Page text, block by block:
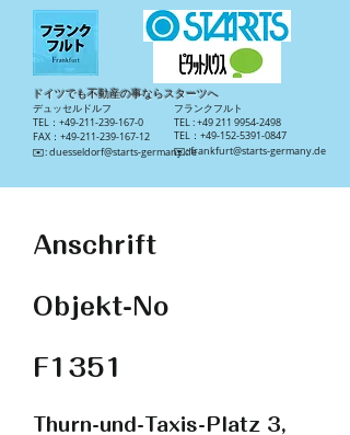
ドイツでも不動産の事ならスターツへ
​フランクフルト
TEL :+49 211 9954-2498
TEL：+49-152-5391-0847
​✉️:frankfurt@starts-germany.de
​デュッセルドルフ
TEL：+49-211-239-167-0
FAX：+49-211-239-167-12
​✉️:duesseldorf@starts-germany.de
Anschrift
Objekt-No
F1351
Thurn-und-Taxis-Platz 3,